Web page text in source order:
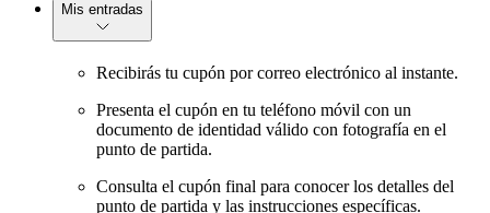
Mis entradas
Recibirás tu cupón por correo electrónico al instante.
Presenta el cupón en tu teléfono móvil con un
documento de identidad válido con fotografía en el
punto de partida.
Consulta el cupón final para conocer los detalles del
punto de partida y las instrucciones específicas.